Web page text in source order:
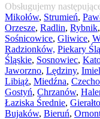
Obsługujemy
Mikołów, Strumień,
Orzesze, Radlin, Rybnik,
Sośnicowice, Gliwice,
Radzionków, Piekary
Śląskie, Sosnowiec,
Jaworzno, Lędziny,
Libiąż, Miedźna,
Gostyń, Chrzanów,
Łaziska Średnie,
Bujaków, Bieruń,